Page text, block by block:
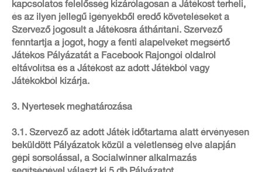
kapcsolatos felelősség kizárólagosan a Játékost terheli,
és az ilyen jellegű igényekből eredő követeléseket a
Szervező jogosult a Játékosra áthárítani. Szervező
fenntartja a jogot, hogy a fenti alapelveket megsértő
Játékos Pályázatát a Facebook Rajongói oldalról
eltávolítsa és a Játékost az adott Játékból vagy
Játékokból kizárja.
3. Nyertesek meghatározása
3.1. Szervező az adott Játék időtartama alatt érvényesen
beküldött Pályázatok közül a véletlenség elve alapján
gépi sorsolással, a Socialwinner alkalmazás